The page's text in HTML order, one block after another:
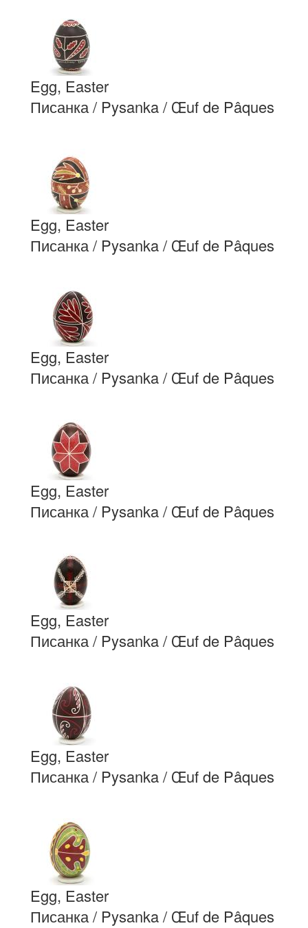
Egg, Easter
Писанка / Pysanka / Œuf de Pâques
Egg, Easter
Писанка / Pysanka / Œuf de Pâques
Egg, Easter
Писанка / Pysanka / Œuf de Pâques
Egg, Easter
Писанка / Pysanka / Œuf de Pâques
Egg, Easter
Писанка / Pysanka / Œuf de Pâques
Egg, Easter
Писанка / Pysanka / Œuf de Pâques
Egg, Easter
Писанка / Pysanka / Œuf de Pâques